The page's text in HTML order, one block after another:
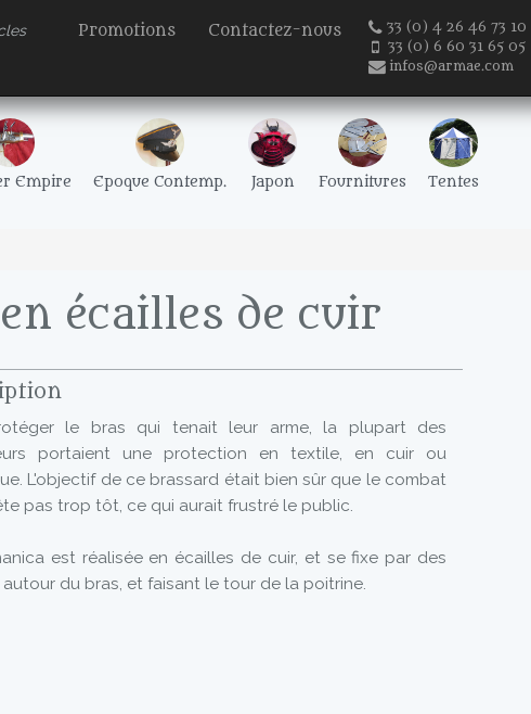
Promotions Contactez-nous
33 (0) 4 26 46 73 10
33 (0) 6 60 31 65 05
infos@armae.com
Empire Epoque Contemp. Japon Fournitures Tentes
écailles de cuir
le bras qui tenait leur arme, la plupart des
portaient une protection en textile, en cuir ou
L'objectif de ce brassard était bien sûr que le combat
pas trop tôt, ce qui aurait frustré le public.
est réalisée en écailles de cuir, et se fixe par des
du bras, et faisant le tour de la poitrine.